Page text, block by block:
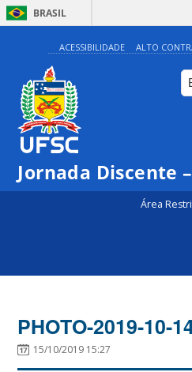
BRASIL
ACESSIBILIDADE ALTO
Jornada Discente
Área
PHOTO-2019-10-
15/10/2019 15:27